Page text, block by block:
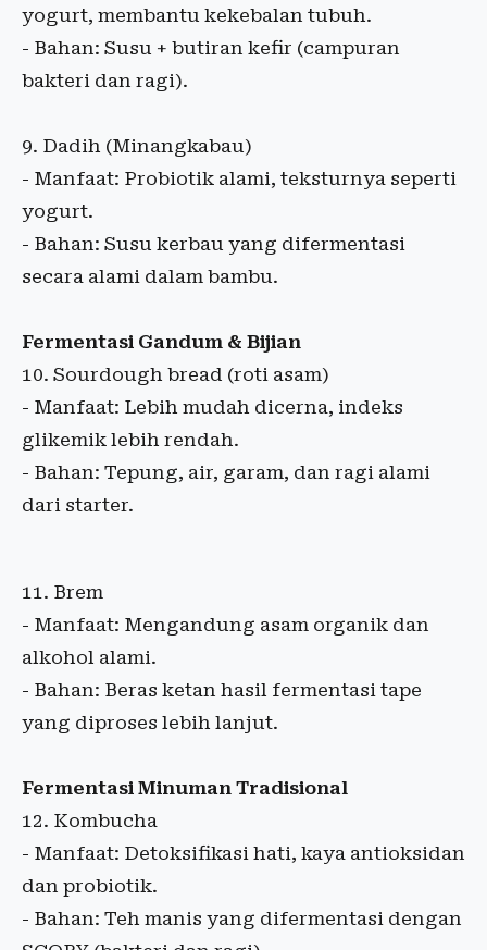
yogurt, membantu kekebalan tubuh.
- Bahan: Susu + butiran kefir (campuran
bakteri dan ragi).
9. Dadih (Minangkabau)
- Manfaat: Probiotik alami, teksturnya seperti
yogurt.
- Bahan: Susu kerbau yang difermentasi
secara alami dalam bambu.
Fermentasi Gandum & Bijian
10. Sourdough bread (roti asam)
- Manfaat: Lebih mudah dicerna, indeks
glikemik lebih rendah.
- Bahan: Tepung, air, garam, dan ragi alami
dari starter.
11. Brem
- Manfaat: Mengandung asam organik dan
alkohol alami.
- Bahan: Beras ketan hasil fermentasi tape
yang diproses lebih lanjut.
Fermentasi Minuman Tradisional
12. Kombucha
- Manfaat: Detoksifikasi hati, kaya antioksidan
dan probiotik.
- Bahan: Teh manis yang difermentasi dengan